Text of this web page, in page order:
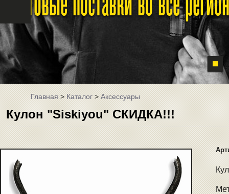
Главная>Каталог>Аксессуары
Кулон "Siskiyou" СКИДКА!!!